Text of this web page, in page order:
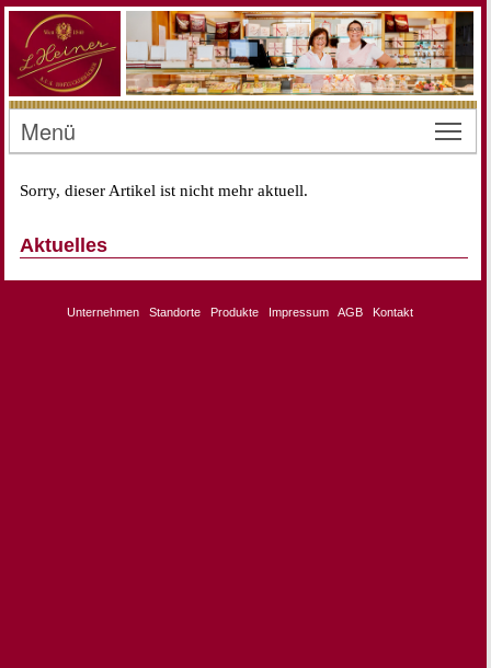
Menü
Sorry, dieser Artikel ist nicht mehr aktuell.
Aktuelles
Unternehmen Standorte Produkte Impressum AGB Kontakt